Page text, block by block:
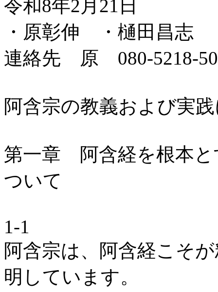
令和8年2月21日
・原彰伸 ・樋田昌志
連絡先 原 080-5218-
阿含宗の教義および実
第一章 阿含経を根本と
ついて
1-1
阿含宗は、阿含経こそ
明しています。